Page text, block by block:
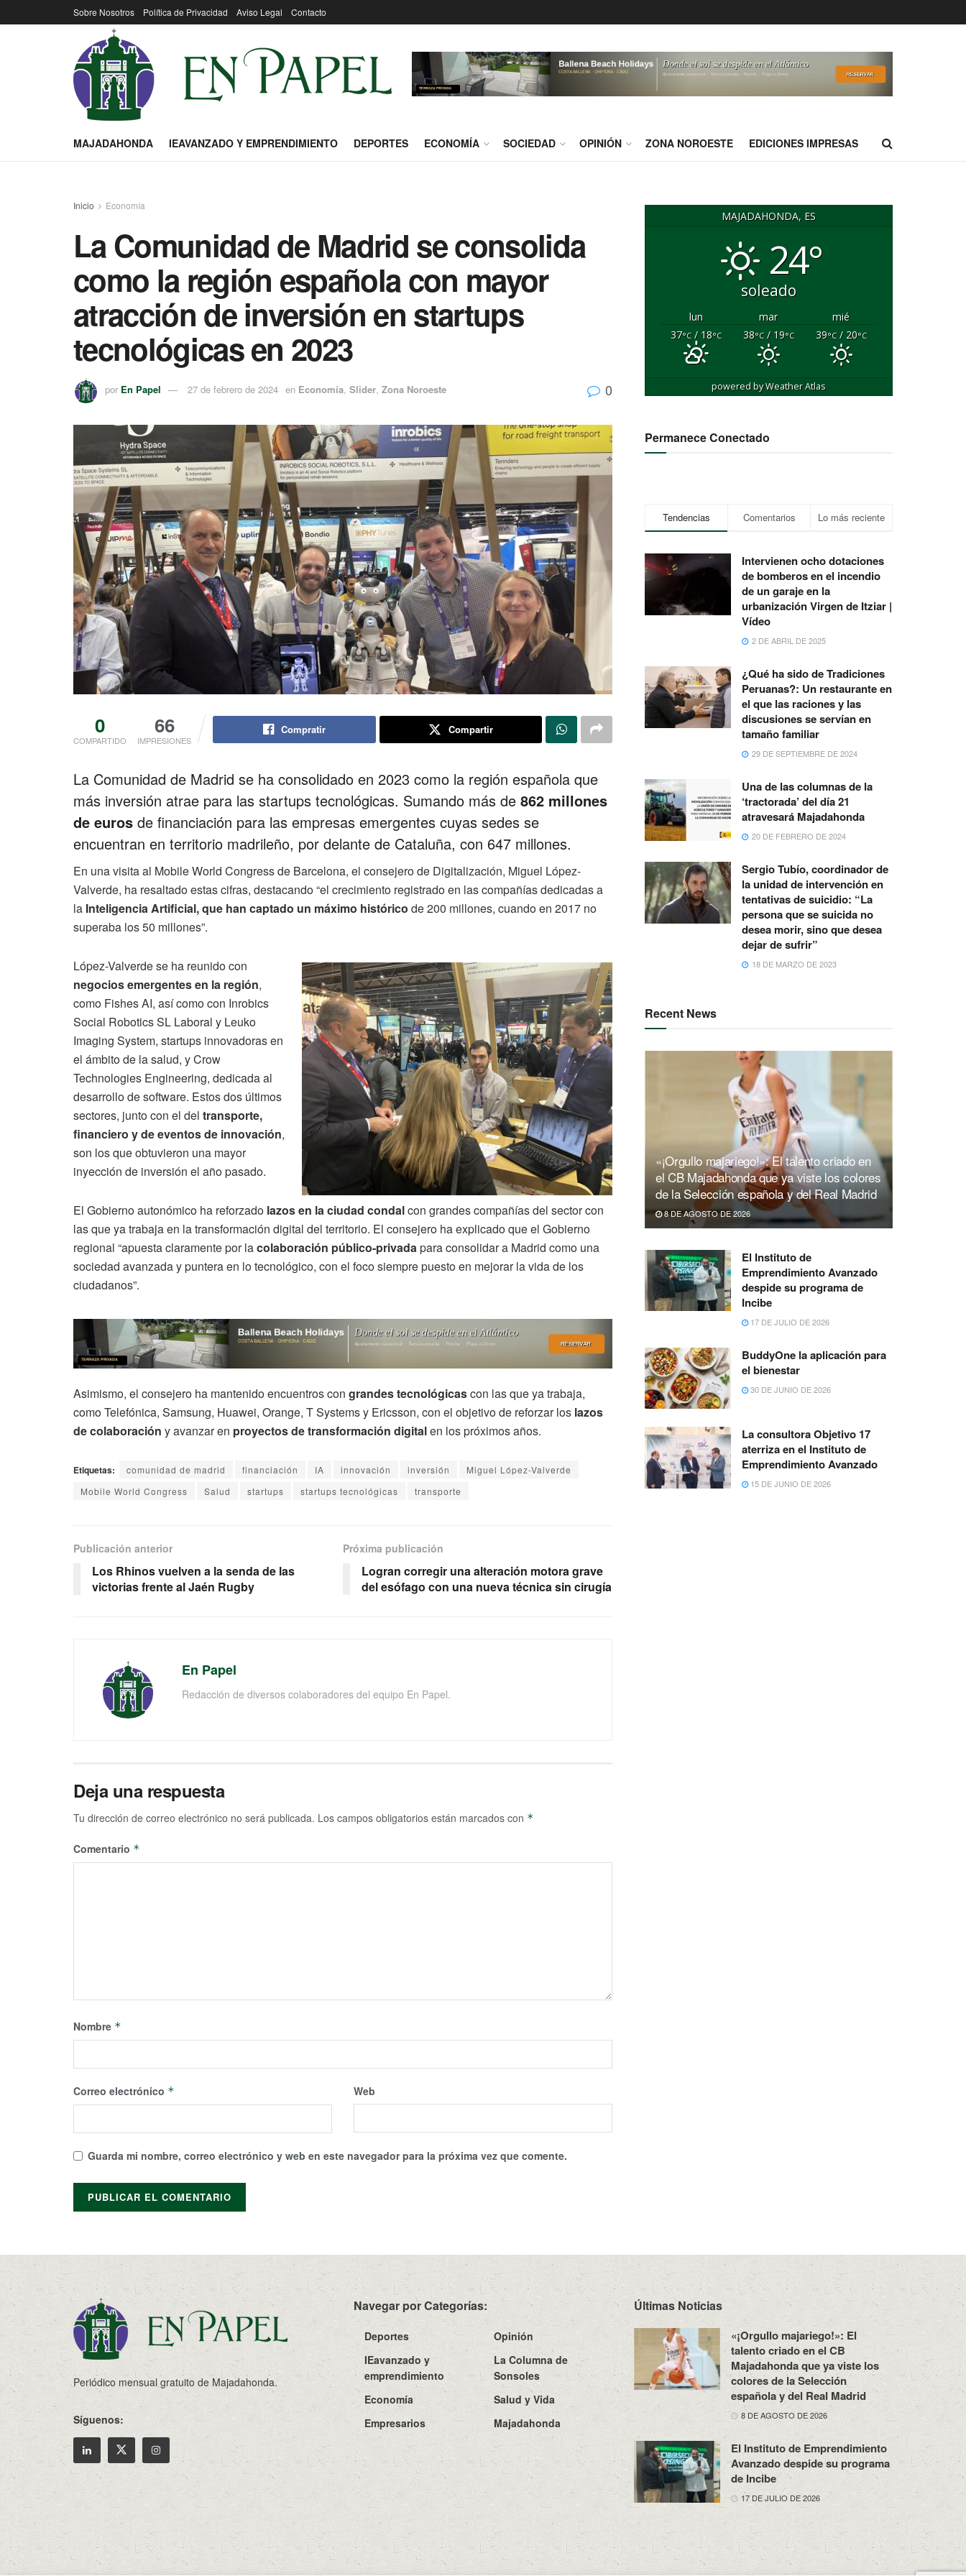
Sobre Nosotros Política de Privacidad Aviso Legal Contacto
MAJADAHONDA IEAVANZADO Y EMPRENDIMIENTO DEPORTES ECONOMÍA SOCIEDAD OPINIÓN ZONA NOROESTE EDICIONES IMPRESAS
Inicio Economía
La Comunidad de Madrid se consolida
como la región española con mayor
atracción de inversión en startups
tecnológicas en 2023
por En Papel 27 de febrero de 2024 en Economía, Slider, Zona Noroeste 0
0
COMPARTIDO
66
IMPRESIONES
Compratir Compartir
La Comunidad de Madrid se ha consolidado en 2023 como la región española que
más inversión atrae para las startups tecnológicas. Sumando más de 862 millones
de euros de financiación para las empresas emergentes cuyas sedes se
encuentran en territorio madrileño, por delante de Cataluña, con 647 millones.
En una visita al Mobile World Congress de Barcelona, el consejero de Digitalización, Miguel López-
Valverde, ha resaltado estas cifras, destacando “el crecimiento registrado en las compañías dedicadas a
la Inteligencia Artificial, que han captado un máximo histórico de 200 millones, cuando en 2017 no
superaba los 50 millones”.
López-Valverde se ha reunido con
negocios emergentes en la región,
como Fishes AI, así como con Inrobics
Social Robotics SL Laboral y Leuko
Imaging System, startups innovadoras en
el ámbito de la salud, y Crow
Technologies Engineering, dedicada al
desarrollo de software. Estos dos últimos
sectores, junto con el del transporte,
financiero y de eventos de innovación,
son los que obtuvieron una mayor
inyección de inversión el año pasado.
El Gobierno autonómico ha reforzado lazos en la ciudad condalcon grandes compañías del sector con
las que ya trabaja en la transformación digital del territorio. El consejero ha explicado que el Gobierno
regional “apuesta claramente por lacolaboración público-privadapara consolidar a Madrid como una
sociedad avanzada y puntera en lo tecnológico, con el foco siempre puesto en mejorar la vida de los
ciudadanos”.
Asimismo, el consejero ha mantenido encuentros con grandes tecnológicascon las que ya trabaja,
como Telefónica, Samsung, Huawei, Orange, T Systems y Ericsson, con el objetivo de reforzar los lazos
de colaboración y avanzar en proyectos de transformación digitalen los próximos años.
Etiquetas: comunidad de madrid financiación IA innovación inversión
Miguel López-Valverde
Mobile World Congress
Salud startups startups tecnológicas transporte
Publicación anterior
Los Rhinos vuelven a la senda de las
victorias frente al Jaén Rugby
Próxima publicación
Logran corregir una alteración motora grave
del esófago con una nueva técnica sin cirugía
En Papel
Redacción de diversos colaboradores del equipo En Papel.
Deja una respuesta
Tu dirección de correo electrónico no será publicada. Los campos obligatorios están marcados con *
Comentario *
Nombre *
Correo electrónico * Web
Guarda mi nombre, correo electrónico y web en este navegador para la próxima vez que comente.
MAJADAHONDA, ES
24°
soleado
lun mar
mié
37°C/ 18°C 38°C/ 19°C 39°C/ 20°C
powered byWeather Atlas
Permanece Conectado
Tendencias Comentarios Lo más reciente
Intervienen ocho dotaciones
de bomberos en el incendio
de un garaje en la
urbanización Virgen de Itziar |
Vídeo
2 DE ABRIL DE 2025
¿Qué ha sido de Tradiciones
Peruanas?: Un restaurante en
el que las raciones y las
discusiones se servían en
tamaño familiar
29 DE SEPTIEMBRE DE 2024
Una de las columnas de la
‘tractorada’ del día 21
atravesará Majadahonda
20 DE FEBRERO DE 2024
Sergio Tubío, coordinador de
la unidad de intervención en
tentativas de suicidio: “La
persona que se suicida no
desea morir, sino que desea
dejar de sufrir”
18 DE MARZO DE 2023
Recent News
«¡Orgullo majariego!»: El talento criado en
el CB Majadahonda que ya viste los colores
de la Selección española y del Real Madrid
8 DE AGOSTO DE 2026
El Instituto de
Emprendimiento Avanzado
despide su programa de
Incibe
17 DE JULIO DE 2026
BuddyOne la aplicación para
el bienestar
30 DE JUNIO DE 2026
La consultora Objetivo 17
aterriza en el Instituto de
Emprendimiento Avanzado
15 DE JUNIO DE 2026
Periódico mensual gratuito de Majadahonda.
Síguenos:
Navegar por Categorías:
Deportes
Opinión
IEavanzado y
emprendimiento
La Columna de
Sonsoles
Economía
Salud y Vida
Empresarios
Majadahonda
Últimas Noticias
«¡Orgullo majariego!»: El
talento criado en el CB
Majadahonda que ya viste los
colores de la Selección
española y del Real Madrid
8 DE AGOSTO DE 2026
El Instituto de Emprendimiento
Avanzado despide su programa
de Incibe
17 DE JULIO DE 2026